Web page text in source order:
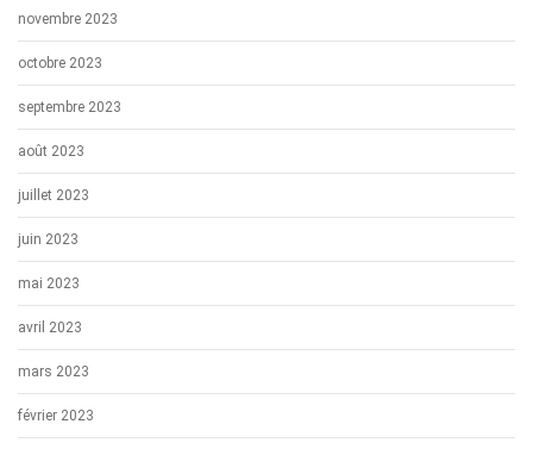
novembre 2023
octobre 2023
septembre 2023
août 2023
juillet 2023
juin 2023
mai 2023
avril 2023
mars 2023
février 2023